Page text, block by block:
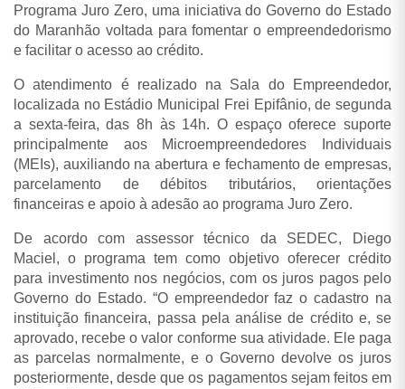
Programa Juro Zero, uma iniciativa do Governo do Estado
do Maranhão voltada para fomentar o empreendedorismo
e facilitar o acesso ao crédito.
O atendimento é realizado na Sala do Empreendedor,
localizada no Estádio Municipal Frei Epifânio, de segunda
a sexta-feira, das 8h às 14h. O espaço oferece suporte
principalmente aos Microempreendedores Individuais
(MEIs), auxiliando na abertura e fechamento de empresas,
parcelamento de débitos tributários, orientações
financeiras e apoio à adesão ao programa Juro Zero.
De acordo com assessor técnico da SEDEC, Diego
Maciel, o programa tem como objetivo oferecer crédito
para investimento nos negócios, com os juros pagos pelo
Governo do Estado. “O empreendedor faz o cadastro na
instituição financeira, passa pela análise de crédito e, se
aprovado, recebe o valor conforme sua atividade. Ele paga
as parcelas normalmente, e o Governo devolve os juros
posteriormente, desde que os pagamentos sejam feitos em